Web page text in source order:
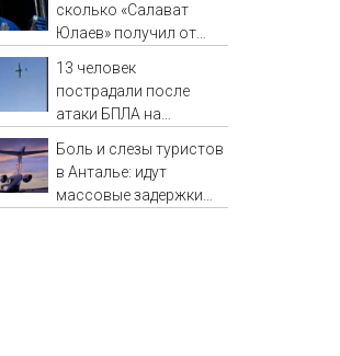
сколько «Салават
Юлаев» получил от
Бландиси
13 человек
пострадали после
атаки БПЛА на
Боль и слезы туристов
в Анталье: идут
массовые задержки